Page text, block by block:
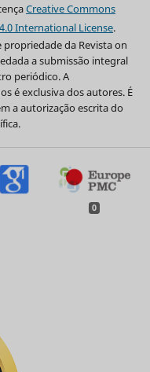
Creative Commons
International License.
da Revista on
a submissão integral
periódico. A
é exclusiva dos autores. É
a autorização escrita do
0